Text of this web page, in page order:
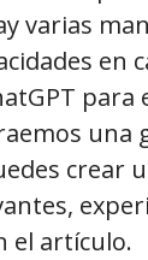
varias
en
una
crear
el artículo.